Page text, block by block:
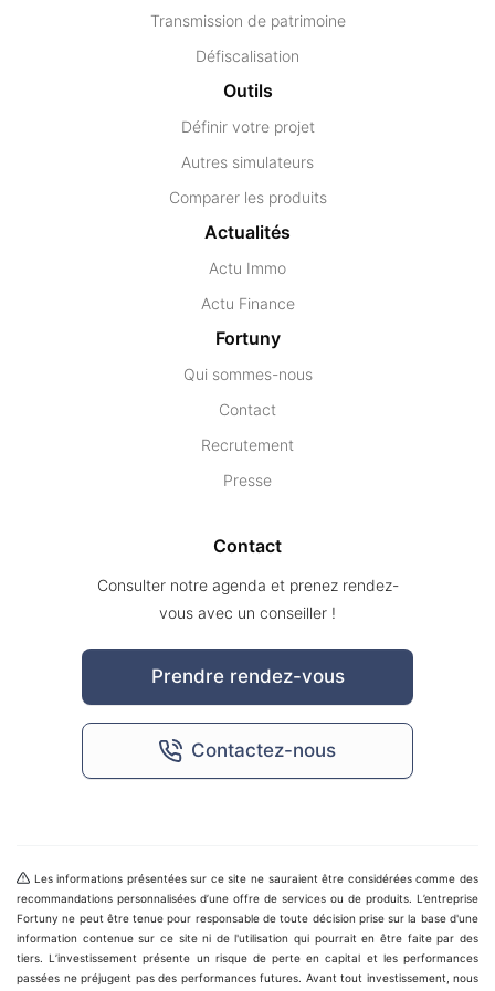
Transmission de patrimoine
Défiscalisation
Outils
Définir votre projet
Autres simulateurs
Comparer les produits
Actualités
Actu Immo
Actu Finance
Fortuny
Qui sommes-nous
Contact
Recrutement
Presse
Contact
Consulter notre agenda et prenez rendez-
vous avec un conseiller !
Prendre rendez-vous
Contactez-nous
Les informations présentées sur ce site ne sauraient être considérées comme des
recommandations personnalisées d’une offre de services ou de produits. L’entreprise
Fortuny ne peut être tenue pour responsable de toute décision prise sur la base d'une
information contenue sur ce site ni de l'utilisation qui pourrait en être faite par des
tiers. L’investissement présente un risque de perte en capital et les performances
passées ne préjugent pas des performances futures. Avant tout investissement, nous